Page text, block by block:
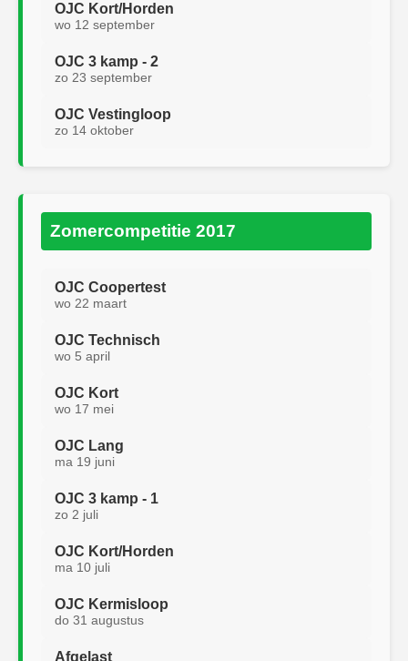
OJC Kort/Horden
wo 12 september
OJC 3 kamp - 2
zo 23 september
OJC Vestingloop
zo 14 oktober
Zomercompetitie 2017
OJC Coopertest
wo 22 maart
OJC Technisch
wo 5 april
OJC Kort
wo 17 mei
OJC Lang
ma 19 juni
OJC 3 kamp - 1
zo 2 juli
OJC Kort/Horden
ma 10 juli
OJC Kermisloop
do 31 augustus
Afgelast